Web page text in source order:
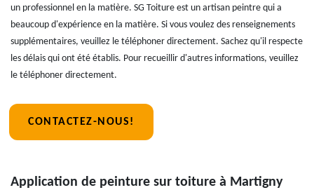
un professionnel en la matière. SG Toiture est un artisan peintre qui a
beaucoup d'expérience en la matière. Si vous voulez des renseignements
supplémentaires, veuillez le téléphoner directement. Sachez qu'il respecte
les délais qui ont été établis. Pour recueillir d'autres informations, veuillez
le téléphoner directement.
CONTACTEZ-NOUS!
Application de peinture sur toiture à Martigny